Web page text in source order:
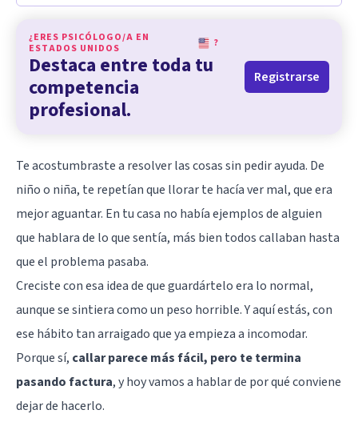
¿ERES PSICÓLOGO/A EN
ESTADOS UNIDOS
?
Destaca entre toda tu
competencia
profesional.
Registrarse
Te acostumbraste a resolver las cosas sin pedir ayuda. De
niño o niña, te repetían que llorar te hacía ver mal, que era
mejor aguantar. En tu casa no había ejemplos de alguien
que hablara de lo que sentía, más bien todos callaban hasta
que el problema pasaba.
Creciste con esa idea de que guardártelo era lo normal,
aunque se sintiera como un peso horrible. Y aquí estás, con
ese hábito tan arraigado que ya empieza a incomodar.
Porque sí, callar parece más fácil, pero te termina
pasando factura, y hoy vamos a hablar de por qué conviene
dejar de hacerlo.